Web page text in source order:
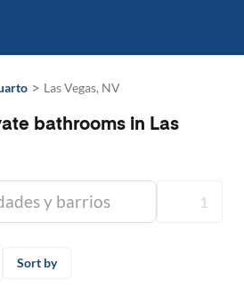
> Las Vegas, NV
bathrooms in Las
1
Sort by